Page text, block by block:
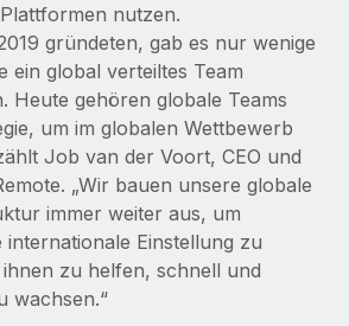
nutzen.
gründeten, gab es nur wenige
ein global verteiltes Team
Heute gehören globale Teams
um im globalen Wettbewerb
Job van der Voort, CEO und
„Wir bauen unsere globale
immer weiter aus, um
internationale Einstellung zu
zu helfen, schnell und
wachsen.“